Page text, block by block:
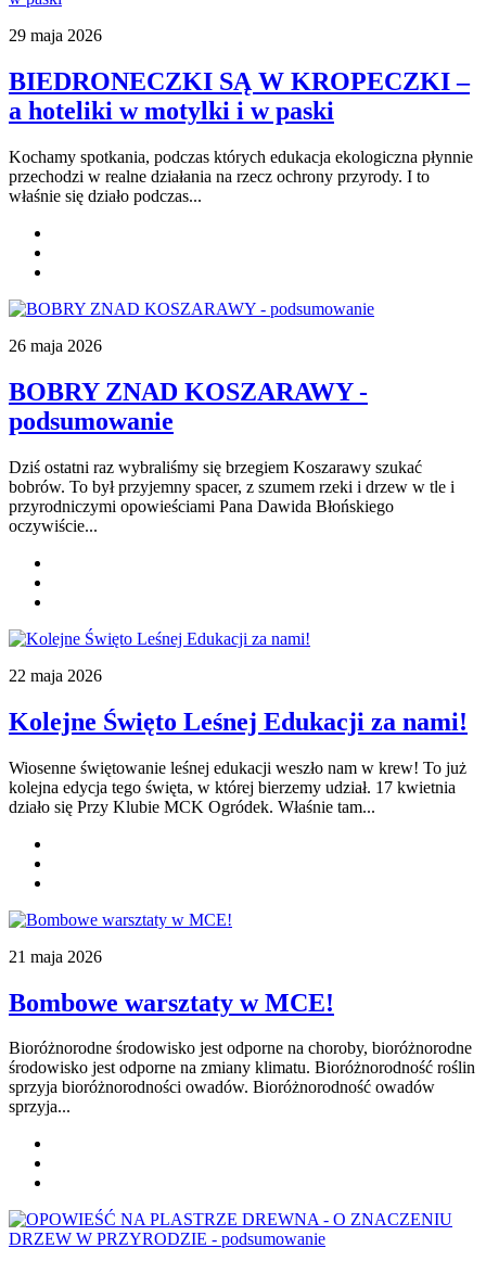
29 maja 2026
BIEDRONECZKI SĄ W KROPECZKI –
a hoteliki w motylki i w paski
Kochamy spotkania, podczas których edukacja ekologiczna płynnie
przechodzi w realne działania na rzecz ochrony przyrody. I to
właśnie się działo podczas...
26 maja 2026
BOBRY ZNAD KOSZARAWY -
podsumowanie
Dziś ostatni raz wybraliśmy się brzegiem Koszarawy szukać
bobrów. To był przyjemny spacer, z szumem rzeki i drzew w tle i
przyrodniczymi opowieściami Pana Dawida Błońskiego
oczywiście...
22 maja 2026
Kolejne Święto Leśnej Edukacji za nami!
Wiosenne świętowanie leśnej edukacji weszło nam w krew! To już
kolejna edycja tego święta, w której bierzemy udział. 17 kwietnia
działo się Przy Klubie MCK Ogródek. Właśnie tam...
21 maja 2026
Bombowe warsztaty w MCE!
Bioróżnorodne środowisko jest odporne na choroby, bioróżnorodne
środowisko jest odporne na zmiany klimatu. Bioróżnorodność roślin
sprzyja bioróżnorodności owadów. Bioróżnorodność owadów
sprzyja...